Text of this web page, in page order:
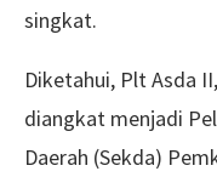
singkat.
Diketahui, Plt Asda
diangkat menjadi
Daerah (Sekda)